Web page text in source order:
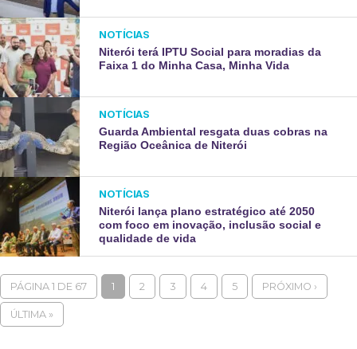
NOTÍCIAS
Niterói terá IPTU Social para moradias da
Faixa 1 do Minha Casa, Minha Vida
NOTÍCIAS
Guarda Ambiental resgata duas cobras na
Região Oceânica de Niterói
NOTÍCIAS
Niterói lança plano estratégico até 2050
com foco em inovação, inclusão social e
qualidade de vida
PÁGINA 1 DE 67 1 2 3 4 5 PRÓXIMO ›
ÚLTIMA »